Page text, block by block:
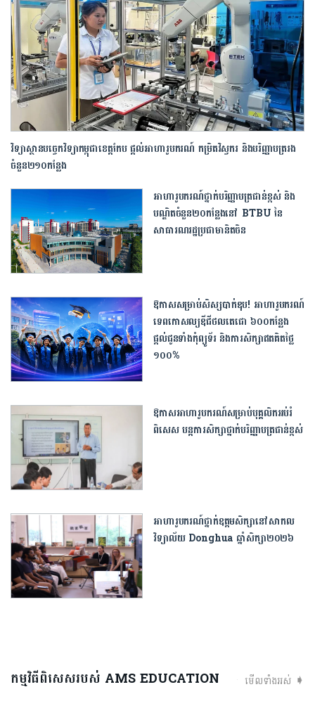
វិទ្យាស្ថាន​បច្ចេកវិទ្យា​កម្ពុជា​ខេត្ត​កែប ​ផ្តល់​អាហារូបករណ៍​ កម្រិត​វិស្វករ ​និង​បរិញ្ញាបត្រ​រង ​
ចំនួន​២១០​កន្លែង​
អាហារូបករណ៍ថ្នាក់បរិញ្ញាបត្រជាន់ខ្ពស់ និង
បណ្ឌិតចំនួន២០កន្លែងនៅ BTBU នៃ
សាធារណរដ្ឋប្រជាមានិតចិន
ឱ​កាស​សម្រាប់​សិស្ស​បាក់ឌុប​! ​អាហារូបករណ៍​
ទេពកោសល្យ​ឌីជីថល​តេជោ ​៦០០​កន្លែង​ ​
ផ្តល់​ជូន​ទាំង​កុំព្យូទ័រ​ និង​ការ​សិក្សា​ឥត​គិត​ថ្លៃ​ ​
១០០​%​
ឱ​កាស​អាហារូបករណ៍​សម្រាប់​បុគ្គលិក​អប់រំ​
ពិសេស​ បន្ត​ការ​សិក្សា​ថ្នាក់​បរិញ្ញាបត្រ​ជាន់​ខ្ពស់​
អាហារូបករណ៍ថ្នាក់ឧត្ដមសិក្សានៅសាកល
វិទ្យាល័យ Donghua ឆ្នាំសិក្សា២០២៦
កម្មវិធីពិសេសរបស់ AMS EDUCATION មើលទាំងអស់ ➧